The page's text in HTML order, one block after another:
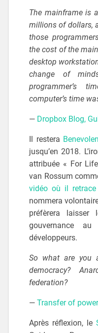
The mainframe is
millions of dollars,
those
the cost of the
desktop
change of
programmer’s
computer’s time
— Dropbox Blog,
Il restera
jusqu’en 2018.
attribuée « For
van Rossum
vidéo où il retrace
nommera
préfèrera
gouvernance
développeurs.
So what are you
democracy?
federation?
— Transfer of
Après réflexion, le